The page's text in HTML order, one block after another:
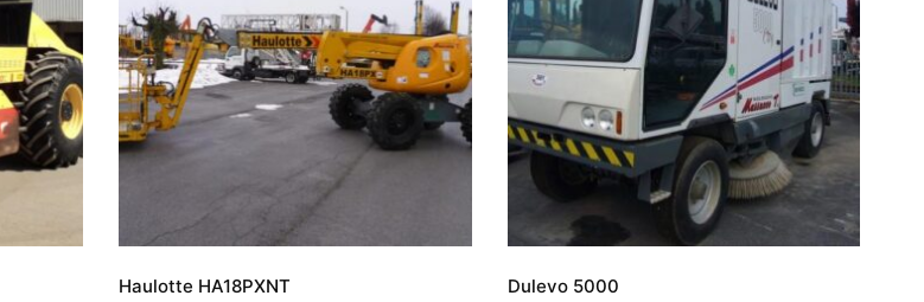
Haulotte HA18PXNT Dulevo 5000